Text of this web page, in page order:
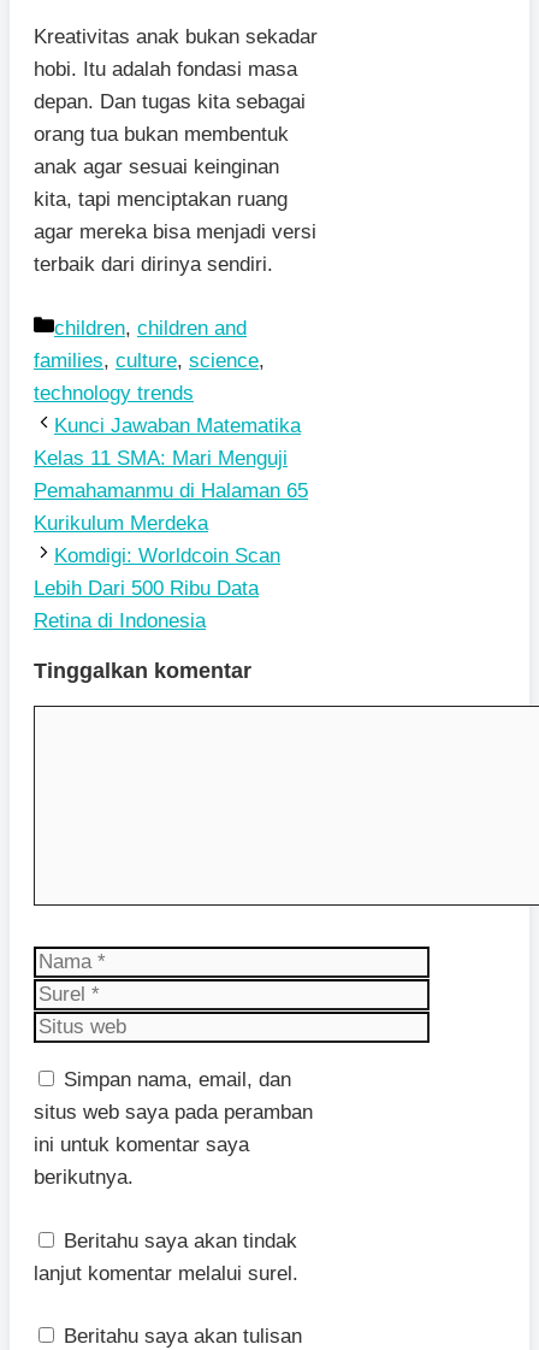
Kreativitas anak bukan sekadar
hobi. Itu adalah fondasi masa
depan. Dan tugas kita sebagai
orang tua bukan membentuk
anak agar sesuai keinginan
kita, tapi menciptakan ruang
agar mereka bisa menjadi versi
terbaik dari dirinya sendiri.
Kategori
children, children and
families, culture, science,
technology trends
Kunci Jawaban Matematika
Kelas 11 SMA: Mari Menguji
Pemahamanmu di Halaman 65
Kurikulum Merdeka
Komdigi: Worldcoin Scan
Lebih Dari 500 Ribu Data
Retina di Indonesia
Tinggalkan komentar
Nama
Surel
Situs
Simpan nama, email, dan
situs web saya pada peramban
ini untuk komentar saya
berikutnya.
Beritahu saya akan tindak
lanjut komentar melalui surel.
Beritahu saya akan tulisan